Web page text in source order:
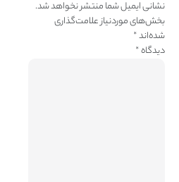
نشانی ایمیل شما منتشر نخواهد شد.
بخش‌های موردنیاز علامت‌گذاری
شده‌اند*
دیدگاه*